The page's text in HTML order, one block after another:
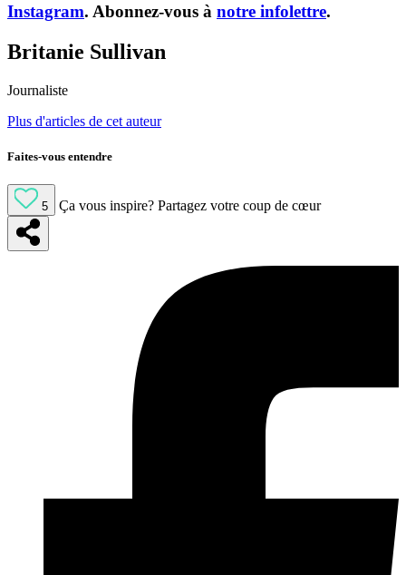
Instagram. Abonnez-vous à notre infolettre.
Britanie Sullivan
Journaliste
Plus d'articles de cet auteur
Faites-vous entendre
5 Ça vous inspire? Partagez votre coup de cœur